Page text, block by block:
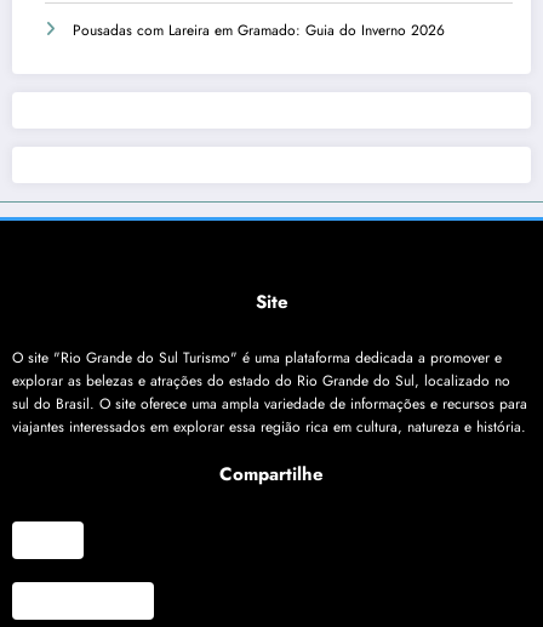
Pousadas com Lareira em Gramado: Guia do Inverno 2026
Site
O site "Rio Grande do Sul Turismo" é uma plataforma dedicada a promover e
explorar as belezas e atrações do estado do Rio Grande do Sul, localizado no
sul do Brasil. O site oferece uma ampla variedade de informações e recursos para
viajantes interessados em explorar essa região rica em cultura, natureza e história.
Compartilhe